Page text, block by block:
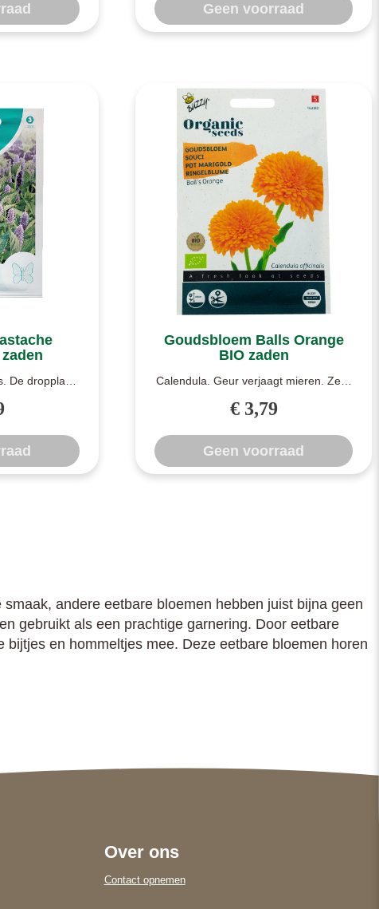
Geen voorraad
De dropplant
Goudsbloem Balls Orange
BIO zaden
Calendula. Geur verjaagt mieren. Zeer
ka..
€ 3,79
Geen voorraad
andere eetbare bloemen hebben juist bijna geen
gebruikt als een prachtige garnering. Door eetbare
en hommeltjes mee. Deze eetbare bloemen horen
Over ons
Contact opnemen